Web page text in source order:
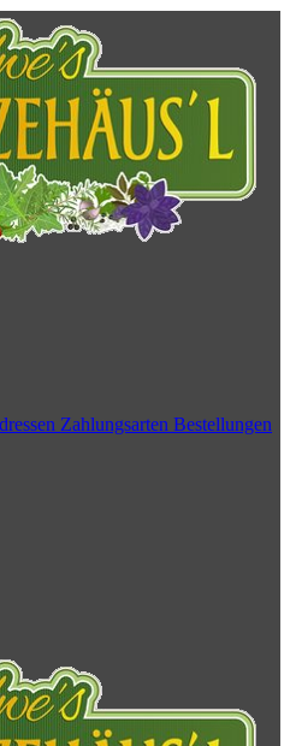
Zahlungsarten Bestellungen